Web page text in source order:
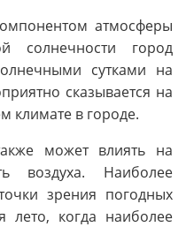
атмосферы
солнечности город
сутками на
сказывается на
климате в городе.
может влиять на
воздуха. Наиболее
зрения погодных
лето, когда наиболее